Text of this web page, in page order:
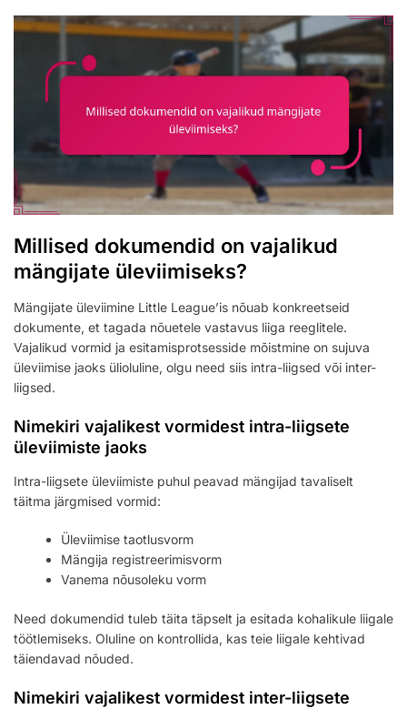
Millised dokumendid on vajalikud
mängijate üleviimiseks?
Mängijate üleviimine Little League’is nõuab konkreetseid
dokumente, et tagada nõuetele vastavus liiga reeglitele.
Vajalikud vormid ja esitamisprotsesside mõistmine on sujuva
üleviimise jaoks ülioluline, olgu need siis intra-liigsed või inter-
liigsed.
Nimekiri vajalikest vormidest intra-liigsete
üleviimiste jaoks
Intra-liigsete üleviimiste puhul peavad mängijad tavaliselt
täitma järgmised vormid:
Üleviimise taotlusvorm
Mängija registreerimisvorm
Vanema nõusoleku vorm
Need dokumendid tuleb täita täpselt ja esitada kohalikule liigale
töötlemiseks. Oluline on kontrollida, kas teie liigale kehtivad
täiendavad nõuded.
Nimekiri vajalikest vormidest inter-liigsete